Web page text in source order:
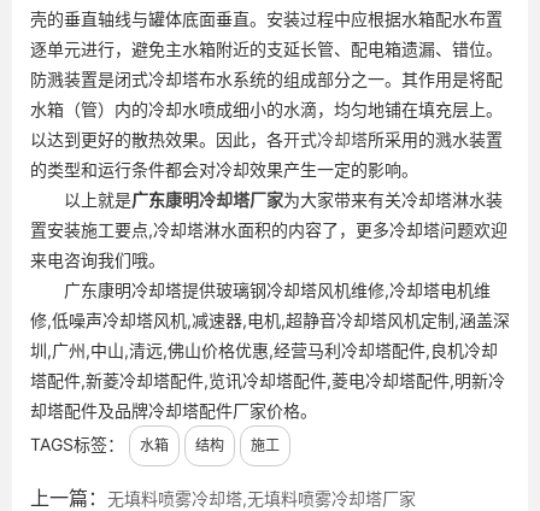
壳的垂直轴线与罐体底面垂直。安装过程中应根据水箱配水布置
逐单元进行，避免主水箱附近的支延长管、配电箱遗漏、错位。
防溅装置是闭式冷却塔布水系统的组成部分之一。其作用是将配
水箱（管）内的冷却水喷成细小的水滴，均匀地铺在填充层上。
以达到更好的散热效果。因此，各开式冷却塔所采用的溅水装置
的类型和运行条件都会对冷却效果产生一定的影响。
以上就是广东康明冷却塔厂家为大家带来有关冷却塔淋水装
置安装施工要点,冷却塔淋水面积的内容了，更多冷却塔问题欢迎
来电咨询我们哦。
广东康明冷却塔提供玻璃钢冷却塔风机维修,冷却塔电机维
修,低噪声冷却塔风机,减速器,电机,超静音冷却塔风机定制,涵盖深
圳,广州,中山,清远,佛山价格优惠,经营马利冷却塔配件,良机冷却
塔配件,新菱冷却塔配件,览讯冷却塔配件,菱电冷却塔配件,明新冷
却塔配件及品牌冷却塔配件厂家价格。
TAGS标签：
水箱 结构 施工
上一篇： 无填料喷雾冷却塔,无填料喷雾冷却塔厂家